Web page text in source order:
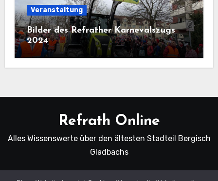
Veranstaltung
Bilder des Refrather Karnevalszugs
2024
Refrath Online
Alles Wissenswerte über den ältesten Stadteil Bergisch
Gladbachs